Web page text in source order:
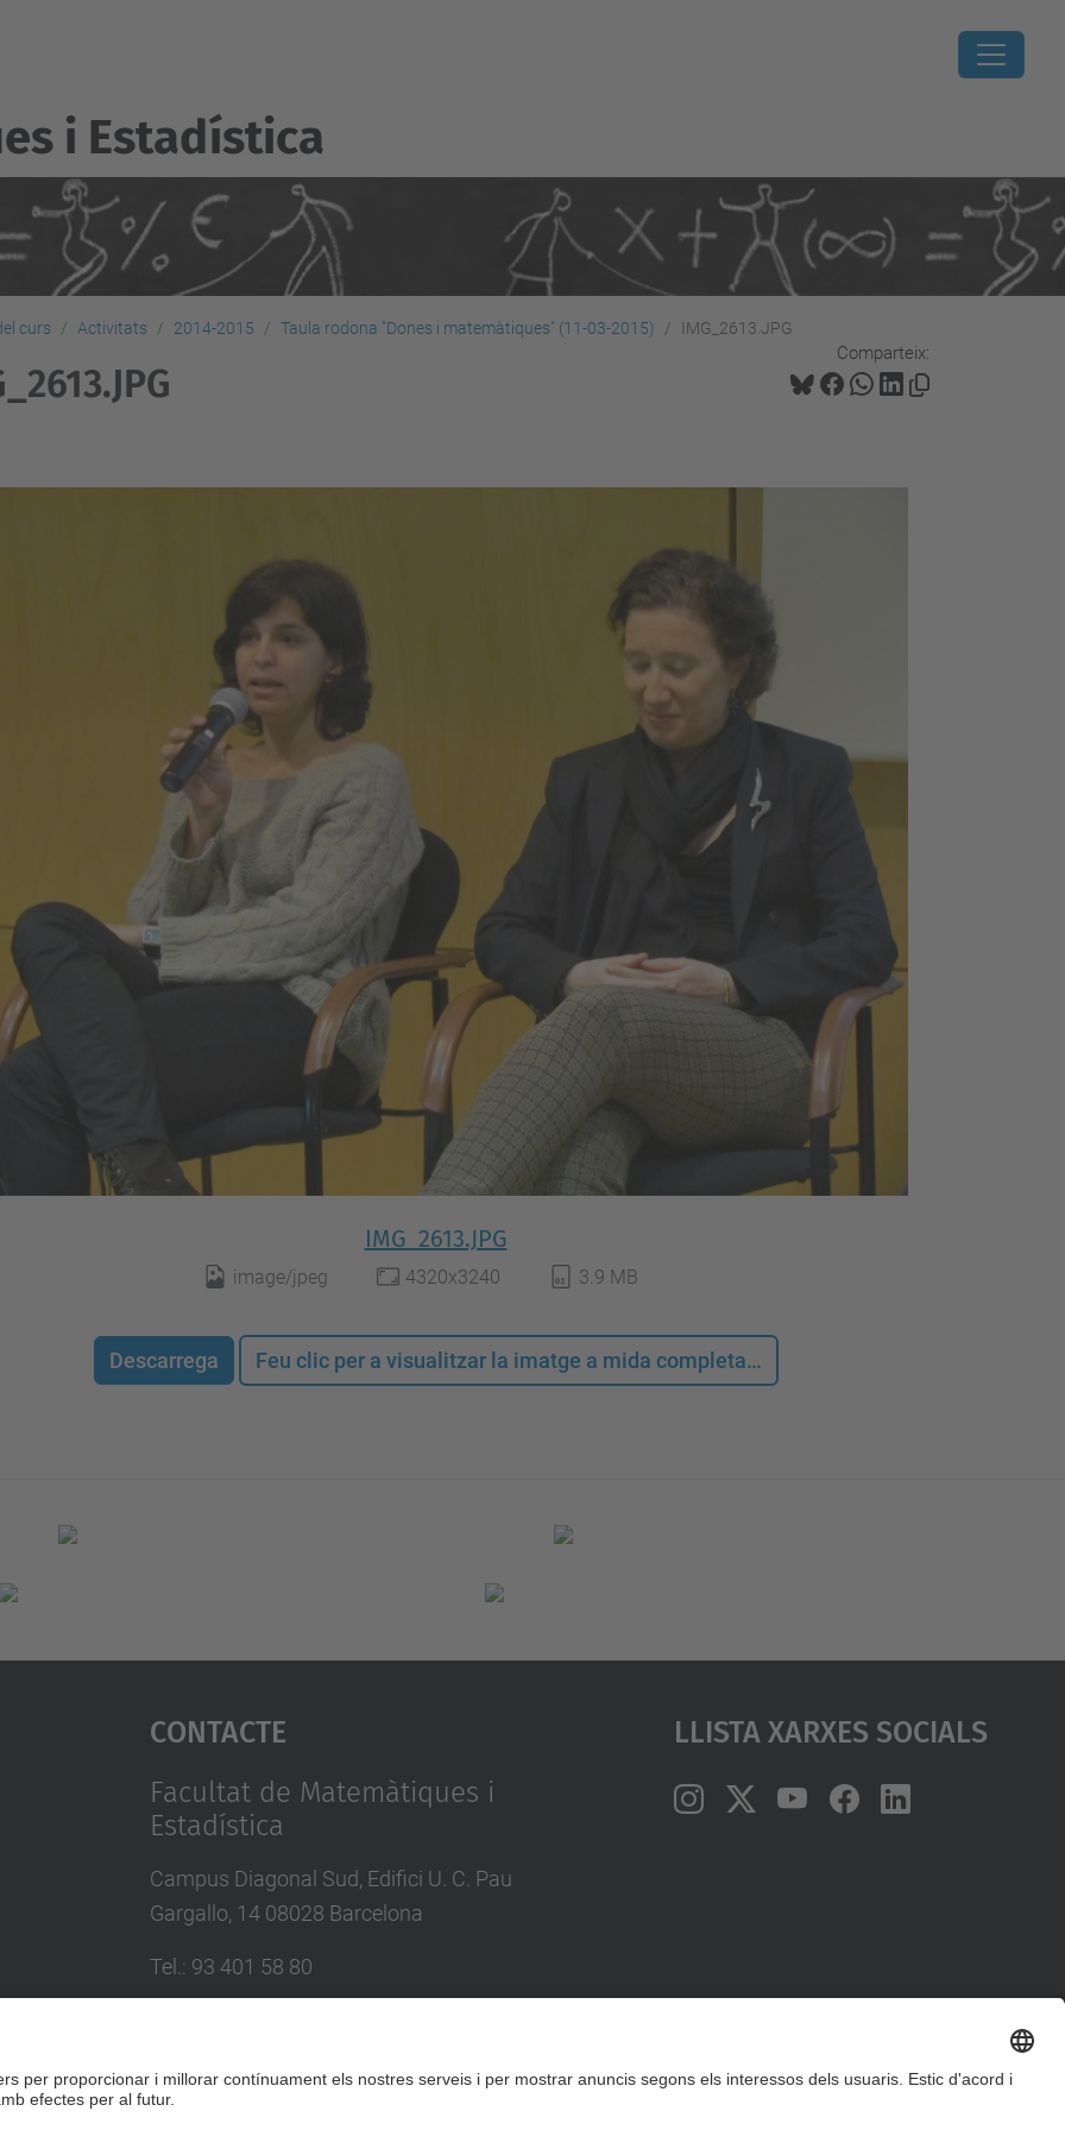
i Estadí­stica
curs Activitats 2014-2015 Taula rodona "Dones i matemàtiques" (11-03-2015) IMG_2613.JPG
Comparteix:
IMG_2613.JPG
image/jpeg 4320x3240 3.9 MB
Descarrega Feu clic per a visualitzar la imatge a mida completa…
Contacte
Facultat de Matemàtiques i
Estadística
Campus Diagonal Sud, Edifici U. C. Pau
Gargallo, 14 08028 Barcelona
Tel. : 93 401 58 80
Formulari de contacte
Llista Xarxes Socials